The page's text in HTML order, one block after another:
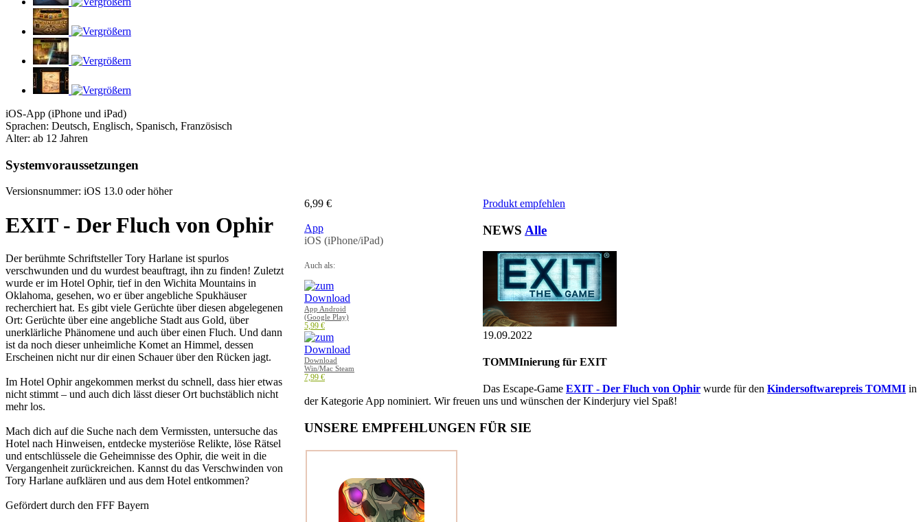
iOS-App (iPhone und iPad)
Sprachen: Deutsch, Englisch, Spanisch, Französisch
Alter: ab 12 Jahren
Systemvoraussetzungen
Versionsnummer: iOS 13.0 oder höher
EXIT - Der Fluch von Ophir
Der berühmte Schriftsteller Tory Harlane ist spurlos
verschwunden und du wurdest beauftragt, ihn zu finden! Zuletzt
wurde er im Hotel Ophir, tief in den Wichita Mountains in
Oklahoma, gesehen, wo er über angebliche Spukhäuser
recherchiert hat. Es gibt viele Gerüchte über diesen abgelegenen
Ort: Gerüchte über eine angebliche Stadt aus Gold, über
unerklärliche Phänomene und auch über einen Fluch. Und dann
ist da noch dieser unheimliche Komet an Himmel, dessen
Erscheinen nicht nur dir einen Schauer über den Rücken jagt.
Im Hotel Ophir angekommen merkst du schnell, dass hier etwas
nicht stimmt – und auch dich lässt dieser Ort buchstäblich nicht
mehr los.
Mach dich auf die Suche nach dem Vermissten, untersuche das
Hotel nach Hinweisen, entdecke mysteriöse Relikte, löse Rätsel
und entschlüssele die Geheimnisse des Ophir, die weit in die
Vergangenheit zurückreichen. Kannst du das Verschwinden von
Tory Harlane aufklären und aus dem Hotel entkommen?
Gefördert durch den FFF Bayern
6,99 €
App
iOS (iPhone/iPad)
Auch als:
App Android
(Google Play)
5,99 €
Download
Win/Mac Steam
7,99 €
Produkt empfehlen
NEWS Alle
19.09.2022
TOMMInierung für EXIT
Das Escape-Game EXIT - Der Fluch von Ophir wurde für den Kindersoftwarepreis TOMMI in
der Kategorie App nominiert. Wir freuen uns und wünschen der Kinderjury viel Spaß!
UNSERE EMPFEHLUNGEN FÜR SIE